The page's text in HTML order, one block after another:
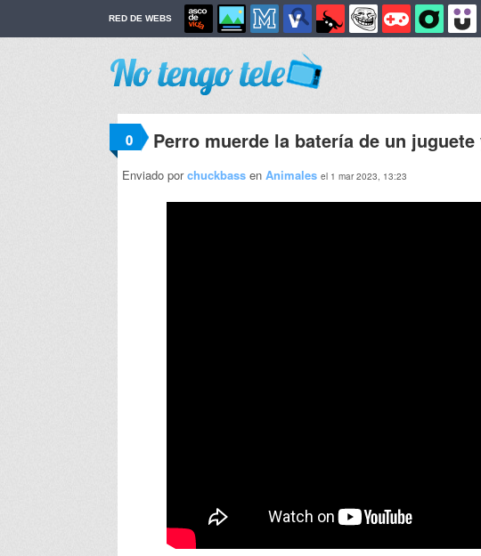
RED DE WEBS
0 Perro muerde la batería de un
Enviado porchuckbass en Animales el 1 mar 2023, 13:23